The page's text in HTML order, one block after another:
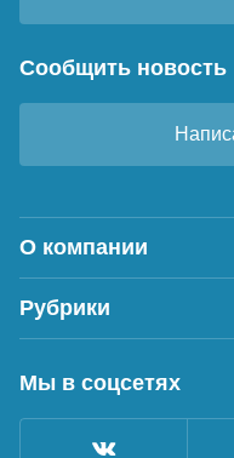
Сообщить новость
О компании
Рубрики
Мы в соцсетях